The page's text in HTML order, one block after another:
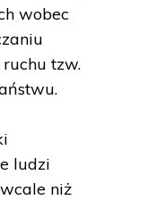
wobec
tzw.
ludzi
niż